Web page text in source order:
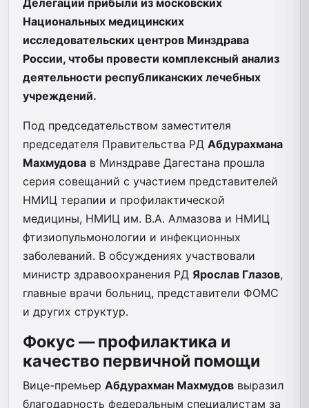
Национальных медицинских
исследовательских центров Минздрава
России, чтобы провести комплексный анализ
деятельности республиканских лечебных
учреждений.
Под председательством заместителя
председателя Правительства РД Абдурахмана
Махмудова в Минздраве Дагестана прошла
серия совещаний с участием представителей
НМИЦ терапии и профилактической
медицины, НМИЦ им. В.А. Алмазова и НМИЦ
фтизиопульмонологии и инфекционных
заболеваний. В обсуждениях участвовали
министр здравоохранения РД Ярослав Глазов,
главные врачи больниц, представители ФОМС
и других структур.
Фокус — профилактика и
качество первичной помощи
Вице-премьер Абдурахман Махмудов выразил
благодарность федеральным специалистам за